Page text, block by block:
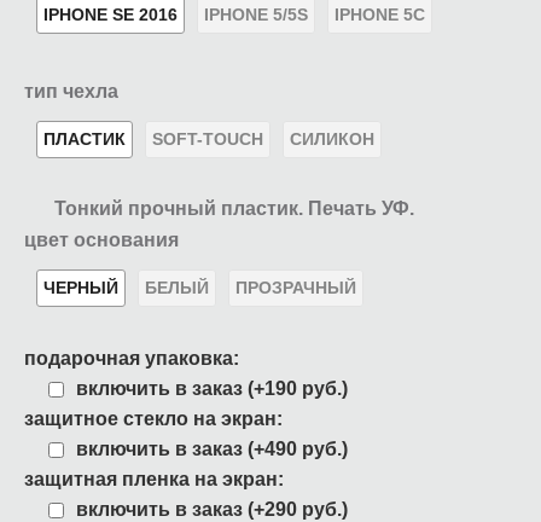
IPHONE SE 2016 IPHONE 5/5S IPHONE 5C
тип чехла
ПЛАСТИК SOFT-TOUCH СИЛИКОН
Тонкий прочный пластик. Печать УФ.
цвет основания
ЧЕРНЫЙ БЕЛЫЙ ПРОЗРАЧНЫЙ
подарочная упаковка:
включить в заказ (+190 руб.)
защитное стекло на экран:
включить в заказ (+490 руб.)
защитная пленка на экран:
включить в заказ (+290 руб.)